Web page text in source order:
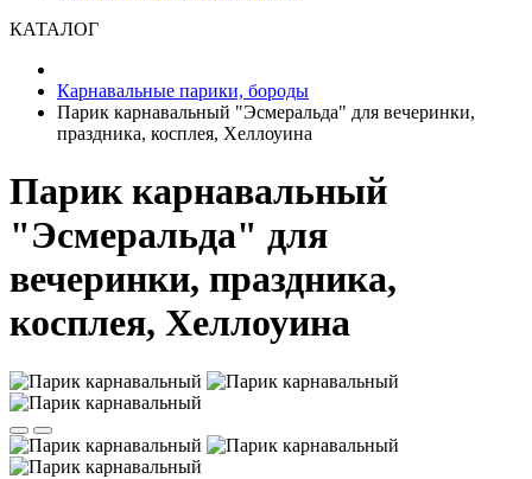
КАТАЛОГ
Карнавальные парики, бороды
Парик карнавальный "Эсмеральда" для вечеринки,
праздника, косплея, Хеллоуина
Парик карнавальный
"Эсмеральда" для
вечеринки, праздника,
косплея, Хеллоуина